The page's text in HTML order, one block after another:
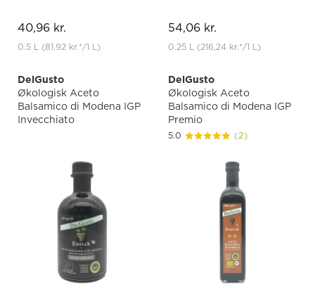
40,96 kr.
0.5 L (81,92 kr.*/1 L)
54,06 kr.
0.25 L (216,24 kr.*/1 L)
DelGusto
Økologisk Aceto
Balsamico di Modena IGP
Invecchiato
DelGusto
Økologisk Aceto
Balsamico di Modena IGP
Premio
5.0 (2)